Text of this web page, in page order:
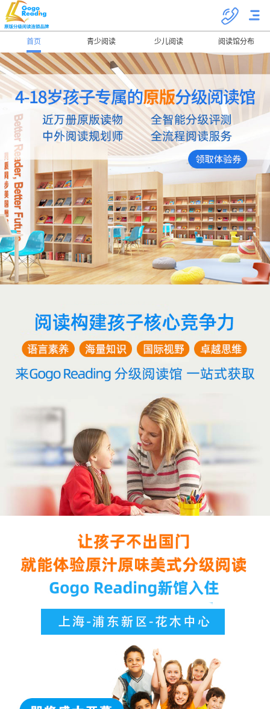
首页 青少阅读 少儿阅读 阅读馆分布
关于我们